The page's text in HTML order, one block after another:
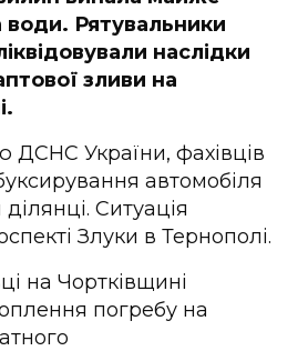
води. Рятувальники
наслідки
зливи на
ДСНС України, фахівців
автомобіля
Ситуація
Злуки в Тернополі.
на Чортківщині
погребу на